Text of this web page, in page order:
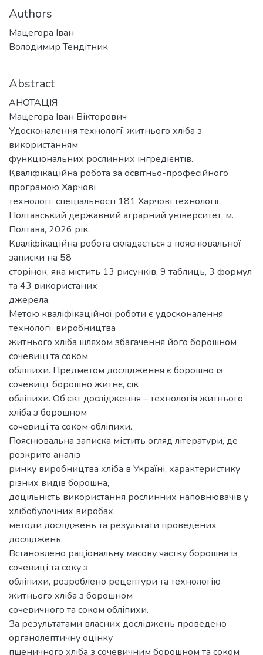
Authors
Мацегора Іван
Володимир Тендітник
Abstract
АНОТАЦІЯ
Мацегора Іван Вікторович
Удосконалення технології житнього хліба з
використанням
функціональних рослинних інгредієнтів.
Кваліфікаційна робота за освітньо-професійного
програмою Харчові
технології спеціальності 181 Харчові технології.
Полтавський державний аграрний університет, м.
Полтава, 2026 рік.
Кваліфікаційна робота складається з пояснювальної
записки на 58
сторінок, яка містить 13 рисунків, 9 таблиць, 3 формул
та 43 використаних
джерела.
Метою кваліфікаційної роботи є удосконалення
технології виробництва
житнього хліба шляхом збагачення його борошном
сочевиці та соком
обліпихи. Предметом дослідження є борошно із
сочевиці, борошно житнє, сік
обліпихи. Об’єкт дослідження – технологія житнього
хліба з борошном
сочевиці та соком обліпихи.
Пояснювальна записка містить огляд літератури, де
розкрито аналіз
ринку виробництва хліба в Україні, характеристику
різних видів борошна,
доцільність використання рослинних наповнювачів у
хлібобулочних виробах,
методи досліджень та результати проведених
досліджень.
Встановлено раціональну масову частку борошна із
сочевиці та соку з
обліпихи, розроблено рецептури та технологію
житнього хліба з борошном
сочевичного та соком обліпихи.
За результатами власних досліджень проведено
органолептичну оцінку
пшеничного хліба з сочевичним борошном та соком